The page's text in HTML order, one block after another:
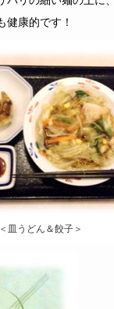
健康的です！
＜皿うどん＆餃子＞